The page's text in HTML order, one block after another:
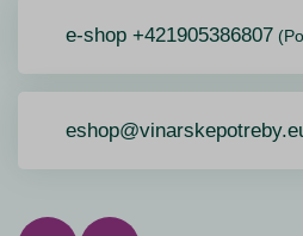
e-shop +421905386807